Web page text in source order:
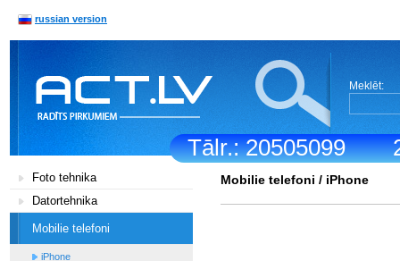
Tālr.: 20505099
russian version
Meklēt:
Foto tehnika
Datortehnika
Mobilie telefoni
iPhone
Mobilie telefoni / iPhone